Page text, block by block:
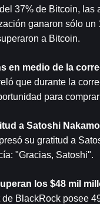
37% de Bitcoin,
ganaron sólo
a Bitcoin.
en medio de la
que durante la
para
a Satoshi
su gratitud a
"Gracias, Satoshi".
los $48 mil
BlackRock posee